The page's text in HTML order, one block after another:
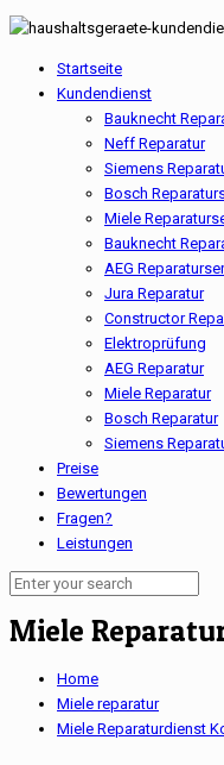
Startseite
Kundendienst
Bauknecht
Neff Reparatur
Siemens
Bosch
Miele
Bauknecht
AEG
Jura Reparatur
Constructor
Elektroprüfung
AEG Reparatur
Miele Reparatur
Bosch Reparatur
Siemens
Preise
Bewertungen
Fragen?
Leistungen
Miele
Home
Miele reparatur
Miele Reparaturdienst